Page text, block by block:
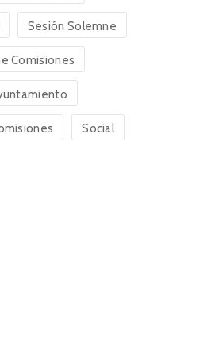
Sesión Solemne
Comisiones
Social